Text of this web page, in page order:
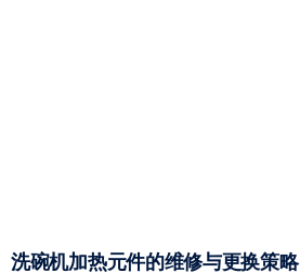
洗碗机加热元件的维修与更换策略